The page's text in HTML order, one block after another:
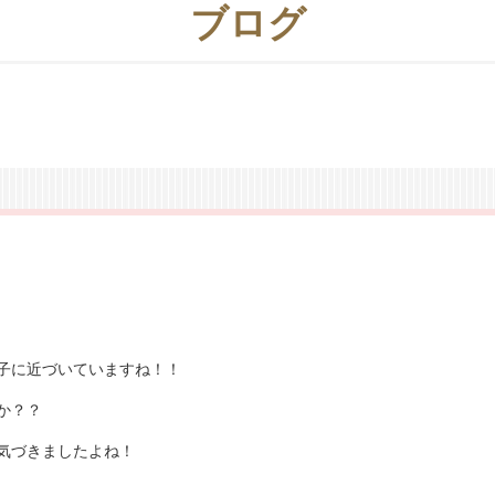
ブログ
に近づいていますね！！
？？
づきましたよね！